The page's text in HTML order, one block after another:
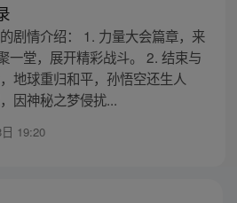
剧情介绍： 1. 力量大会篇章，来
一堂，展开精彩战斗。 2. 结束与
地球重归和平，孙悟空还生人
因神秘之梦侵扰...
19:20